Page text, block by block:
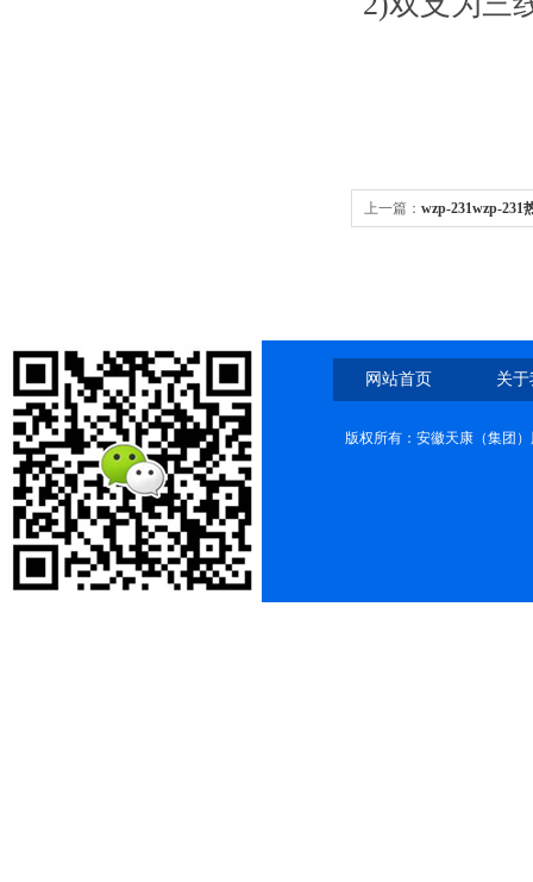
上一篇： wzp-231wzp-231
网站首页 关
版权所有：安徽天康（集团